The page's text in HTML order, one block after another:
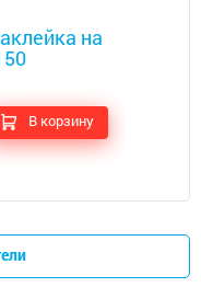
на
В корзину